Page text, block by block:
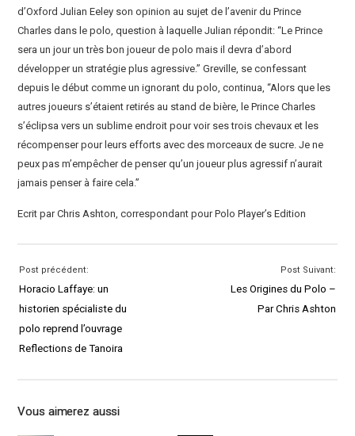
d’Oxford Julian Eeley son opinion au sujet de l’avenir du Prince
Charles dans le polo, question à laquelle Julian répondit: “Le Prince
sera un jour un très bon joueur de polo mais il devra d’abord
développer un stratégie plus agressive.” Greville, se confessant
depuis le début comme un ignorant du polo, continua, “Alors que les
autres joueurs s’étaient retirés au stand de bière, le Prince Charles
s’éclipsa vers un sublime endroit pour voir ses trois chevaux et les
récompenser pour leurs efforts avec des morceaux de sucre. Je ne
peux pas m’empêcher de penser qu’un joueur plus agressif n’aurait
jamais penser à faire cela.”
Ecrit par Chris Ashton, correspondant pour Polo Player’s Edition
Post précédent:
Horacio Laffaye: un
historien spécialiste du
polo reprend l’ouvrage
Reflections de Tanoira
Post Suivant:
Les Origines du Polo –
Par Chris Ashton
Vous aimerez aussi